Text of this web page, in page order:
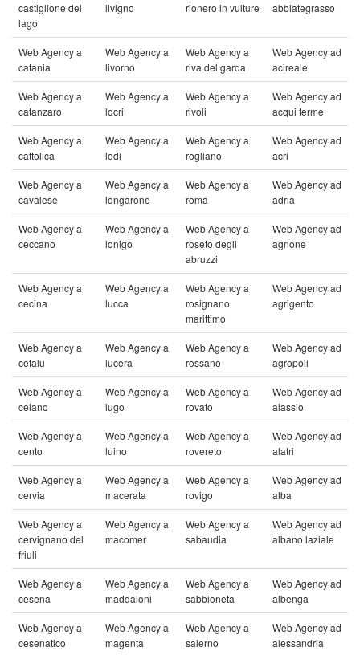
castiglione del
lago
livigno
rionero in vulture
abbiategrasso
Web Agency a
catania
Web Agency a
livorno
Web Agency a
riva del garda
Web Agency ad
acireale
Web Agency a
catanzaro
Web Agency a
locri
Web Agency a
rivoli
Web Agency ad
acqui terme
Web Agency a
cattolica
Web Agency a
lodi
Web Agency a
rogliano
Web Agency ad
acri
Web Agency a
cavalese
Web Agency a
longarone
Web Agency a
roma
Web Agency ad
adria
Web Agency a
ceccano
Web Agency a
lonigo
Web Agency a
roseto degli
abruzzi
Web Agency ad
agnone
Web Agency a
cecina
Web Agency a
lucca
Web Agency a
rosignano
marittimo
Web Agency ad
agrigento
Web Agency a
cefalu
Web Agency a
lucera
Web Agency a
rossano
Web Agency ad
agropoli
Web Agency a
celano
Web Agency a
lugo
Web Agency a
rovato
Web Agency ad
alassio
Web Agency a
cento
Web Agency a
luino
Web Agency a
rovereto
Web Agency ad
alatri
Web Agency a
cervia
Web Agency a
macerata
Web Agency a
rovigo
Web Agency ad
alba
Web Agency a
cervignano del
friuli
Web Agency a
macomer
Web Agency a
sabaudia
Web Agency ad
albano laziale
Web Agency a
cesena
Web Agency a
maddaloni
Web Agency a
sabbioneta
Web Agency ad
albenga
Web Agency a
cesenatico
Web Agency a
magenta
Web Agency a
salerno
Web Agency ad
alessandria